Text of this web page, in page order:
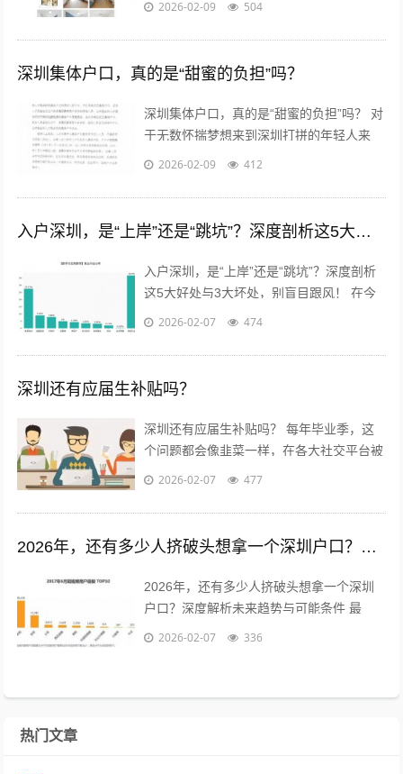
2026-02-09 504
深圳集体户口，真的是“甜蜜的负担”吗？
深圳集体户口，真的是“甜蜜的负担”吗？ 对
于无数怀揣梦想来到深圳打拼的年轻人来
说，户口，这个承载着太多福利与身份象征
2026-02-09 412
入户深圳，是“上岸”还是“跳坑”？深度剖析这5大好处与3大坏处，别盲目跟风！
入户深圳，是“上岸”还是“跳坑”？深度剖析
这5大好处与3大坏处，别盲目跟风！ 在今
天的职场圈和社交网络里，“搞钱”和“搞户
2026-02-07 474
深圳还有应届生补贴吗？
深圳还有应届生补贴吗？ 每年毕业季，这
个问题都会像韭菜一样，在各大社交平台被
割了又长，长了又割。作为一个在深圳摸爬
2026-02-07 477
2026年，还有多少人挤破头想拿一个深圳户口？深度解析未来趋势与可能条件
2026年，还有多少人挤破头想拿一个深圳
户口？深度解析未来趋势与可能条件 最
近，后台总有粉丝私信我，问得最多的一个
2026-02-07 336
热门文章